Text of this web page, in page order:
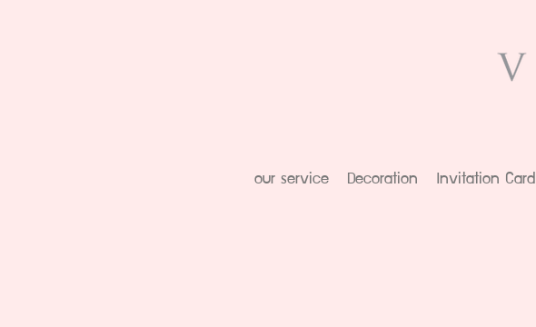
our service Decoration Invitation Card